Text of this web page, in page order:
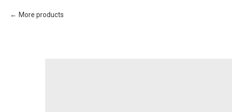
More products